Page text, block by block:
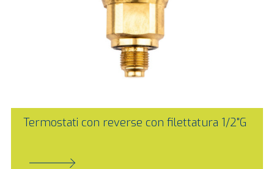
Termostati con reverse con filettatura 1/2"G